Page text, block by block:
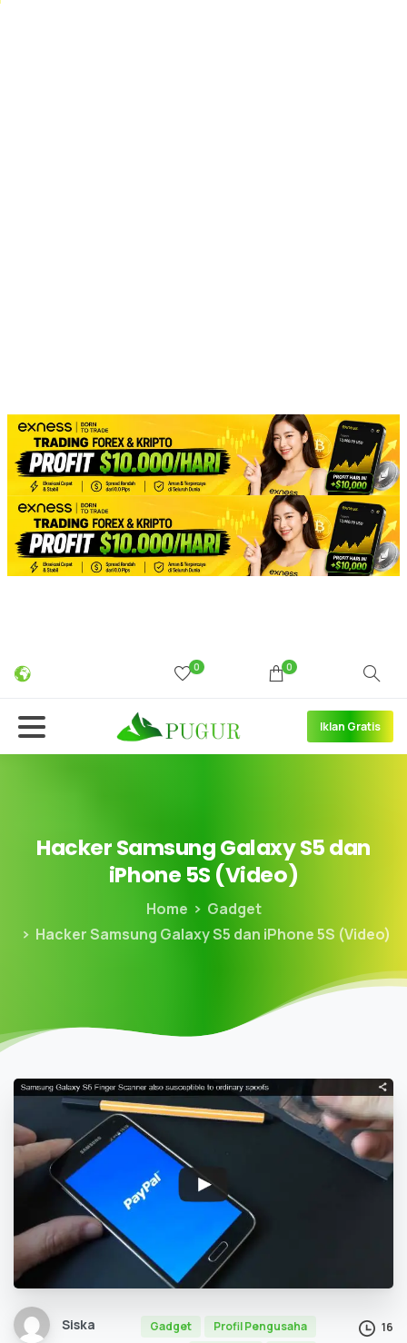
0 0
Iklan Gratis
HackerSamsungGalaxyS5dan
iPhone 5S (Video)
Home
Gadget
Hacker Samsung Galaxy S5 dan iPhone 5S (Video)
Siska
Gadget
Profil Pengusaha
16